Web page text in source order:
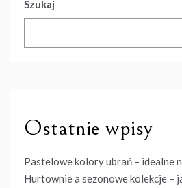
Szukaj
Ostatnie wpisy
Pastelowe kolory ubrań – idealne
Hurtownie a sezonowe kolekcje –